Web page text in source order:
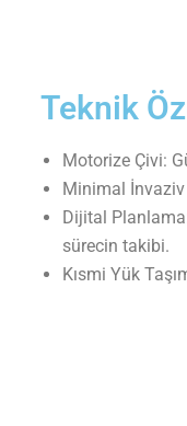
Teknik
Motorize Çivi:
Minimal
Dijital
sürecin takibi.
Kısmi Yük